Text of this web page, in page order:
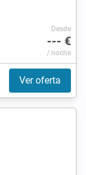
Desde
--- €
/ noche
Ver oferta